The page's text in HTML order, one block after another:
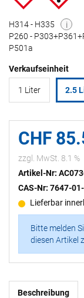
H314 - H335
i
P260 -
P501a
Verkaufseinheit
1 Liter 2.5
CHF
zzgl. MwSt. 8.1 %
Artikel-Nr:
CAS-Nr: 7647-
Lieferbar
Bitte melden
diesen Artikel
Beschreibung